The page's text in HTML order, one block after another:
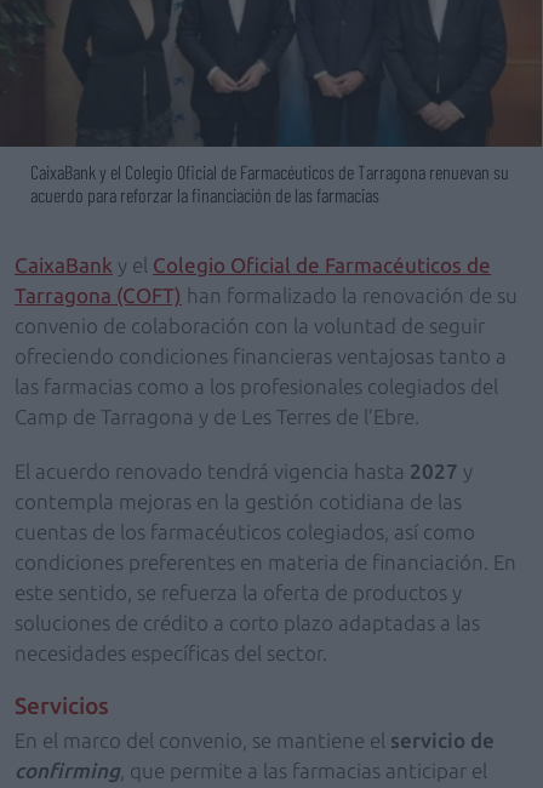
CaixaBank y el Colegio Oficial de Farmacéuticos de Tarragona renuevan su
acuerdo para reforzar la financiación de las farmacias
CaixaBank y el Colegio Oficial de Farmacéuticos de
Tarragona (COFT) han formalizado la renovación de su
convenio de colaboración con la voluntad de seguir
ofreciendo condiciones financieras ventajosas tanto a
las farmacias como a los profesionales colegiados del
Camp de Tarragona y de Les Terres de l’Ebre.
El acuerdo renovado tendrá vigencia hasta 2027 y
contempla mejoras en la gestión cotidiana de las
cuentas de los farmacéuticos colegiados, así como
condiciones preferentes en materia de financiación. En
este sentido, se refuerza la oferta de productos y
soluciones de crédito a corto plazo adaptadas a las
necesidades específicas del sector.
Servicios
En el marco del convenio, se mantiene el servicio de
confirming , que permite a las farmacias anticipar el